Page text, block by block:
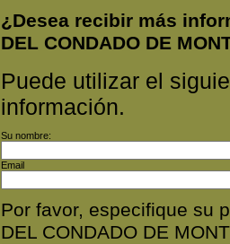
¿Desea recibir más
DEL CONDADO DE
Puede utilizar el
información.
Su nombre:
Email
Por favor, especifique su
DEL CONDADO DE